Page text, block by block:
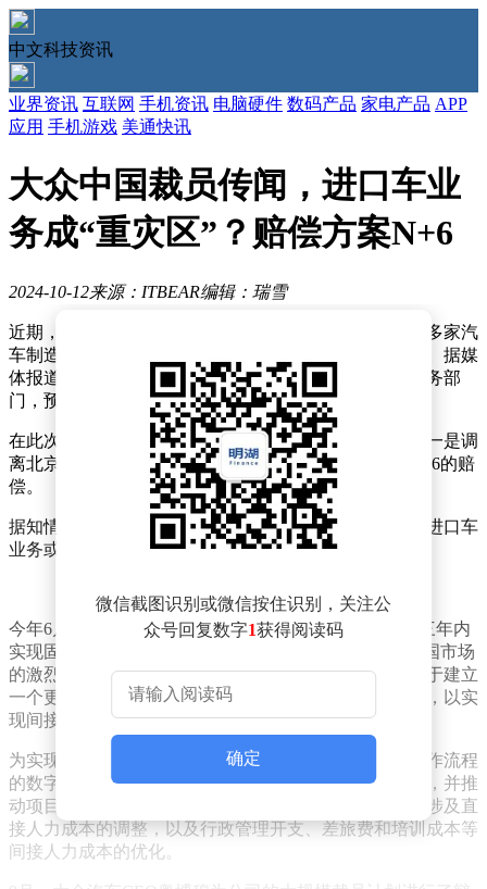
中文科技资讯
业界资讯 互联网 手机资讯 电脑硬件 数码产品 家电产品 APP
应用 手机游戏 美通快讯
大众中国裁员传闻，进口车业
务成“重灾区”？赔偿方案N+6
2024-10-12来源：ITBEAR编辑：瑞雪
近期，汽车行业正经历重大变革，市场竞争日益激烈，多家汽
车制造商不得不进行员工优化，大众汽车中国亦在其中。据媒
体报道，大众中国正进行裁员行动，主要涉及进口车业务部
门，预计裁员规模接近百人。
在此次裁员过程中，大众中国为员工提供了两种选择：一是调
离北京前往合肥工作，二是接受裁员并获得最高可达N+6的赔
偿。
据知情人士透露，大众中国正将重心向合肥迁移，未来进口车
业务或将并入大众安徽，并由其负责途锐品牌的销售。
今年6月，大众集团宣布了KI10绩效项目，计划在未来三年内
实现固定成本和人员成本降低20%。内部文件显示，中国市场
的激烈竞争给大众的财务带来了额外压力，迫使其专注于建立
一个更高效的组织结构，利用跨实体和部门的协同效应，以实
现间接人事成本降低20%的目标。
为实现这一目标，大众中国计划调整组织架构、提高工作流程
的数字化水平、加强中国区各品牌及部门间的协同合作，并推
动项目的本土化。同时，大众中国还强调，相关措施将涉及直
接人力成本的调整，以及行政管理开支、差旅费和培训成本等
间接人力成本的优化。
微信截图识别或微信按住识别，关注公
众号回复数字1获得阅读码
确定